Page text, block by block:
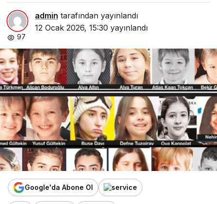
admin tarafından yayınlandı
12 Ocak 2026, 15:30 yayınlandı
97
Google'da Abone Ol